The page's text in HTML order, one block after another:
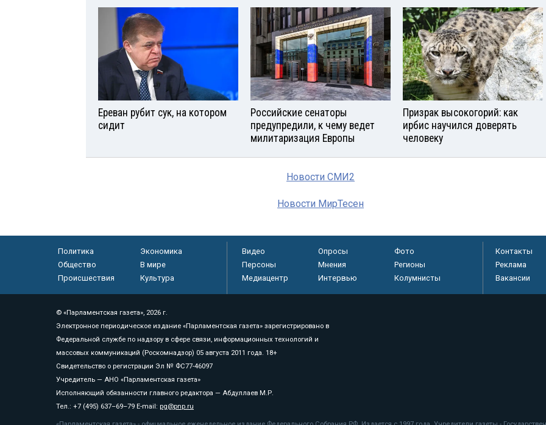
Ереван рубит сук, на котором
сидит
Российские сенаторы
предупредили, к чему ведет
милитаризация Европы
Призрак высокогорий: как
ирбис научился доверять
человеку
Новости СМИ2
Новости МирТесен
Политика
Экономика
Общество
В мире
Происшествия
Культура
Видео Опросы
Фото
Персоны
Мнения
Регионы
Медиацентр
Интервью Колумнисты
Контакты
Реклама
Вакансии
© «Парламентская газета», 2026 г.
Электронное периодическое издание «Парламентская газета» зарегистрировано в
Федеральной службе по надзору в сфере связи, информационных технологий и
массовых коммуникаций (Роскомнадзор) 05 августа 2011 года. 18+
Свидетельство о регистрации Эл № ФС77-46097
Учредитель — АНО «Парламентская газета»
Исполняющий обязанности главного редактора — Абдуллаев М.Р.
Тел.: +7 (495) 637–69–79 E-mail: pg@pnp.ru